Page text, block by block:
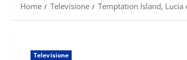
Home Televisione Temptation Island, Lucia
Televisione